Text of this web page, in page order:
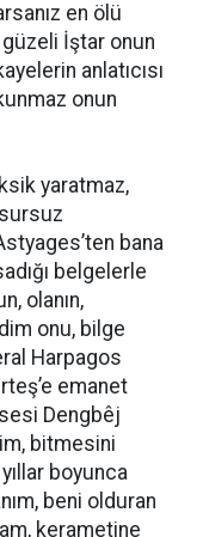
en ölü
güzeli İştar onun
anlatıcısı
onun
yaratmaz,
bana
belgelerle
olanın,
onu, bilge
Harpagos
emanet
Dengbêj
bitmesini
boyunca
beni olduran
kerametine